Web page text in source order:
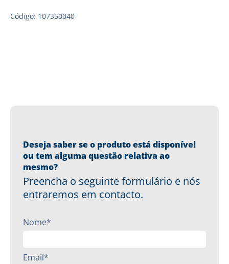
Código: 107350040
Deseja saber se o produto está disponível
ou tem alguma questão relativa ao
mesmo?
Preencha o seguinte formulário e nós
entraremos em contacto.
Nome*
Email*